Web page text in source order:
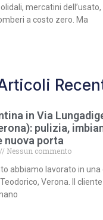
mercatini
a costo zero. Ma
in Via
pulizia,
nuova porta
Nessun commento
abbiamo lavorato in
Verona. Il